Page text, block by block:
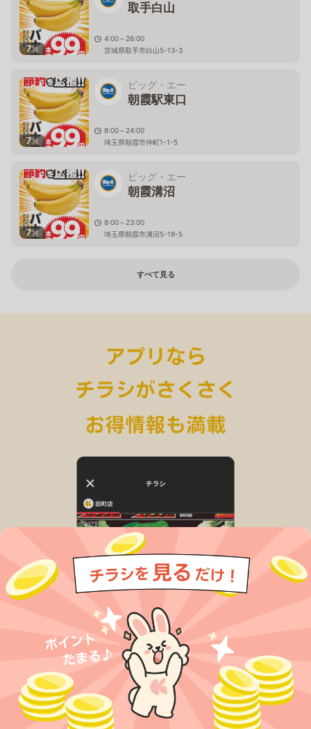
7枚
取手白山
4:00～26:00
茨城県取手市白山5-13-3
7枚
ビッグ・エー
朝霞駅東口
8:00～24:00
埼玉県朝霞市仲町1-1-5
7枚
ビッグ・エー
朝霞溝沼
8:00～23:00
埼玉県朝霞市溝沼5-19-5
すべて見る